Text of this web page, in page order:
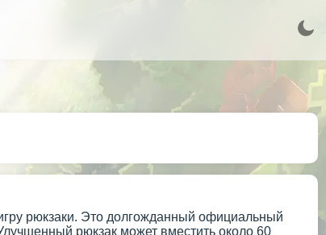
рюкзаки. Это долгожданный официальный
рюкзак может вместить около 60